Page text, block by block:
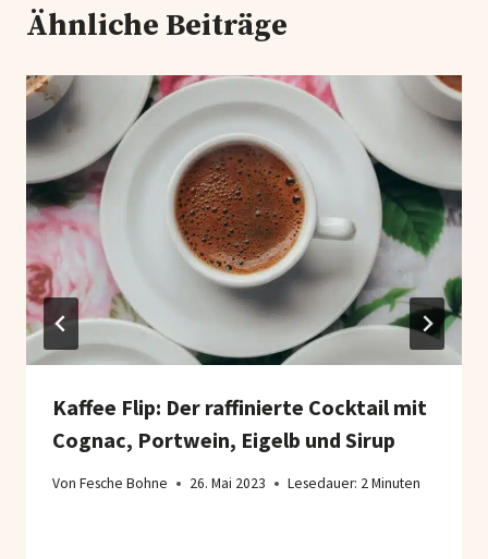
Ähnliche Beiträge
Kaffee Flip: Der raffinierte Cocktail mit
Cognac, Portwein, Eigelb und Sirup
Von Fesche Bohne 26. Mai 2023 Lesedauer: 2Minuten